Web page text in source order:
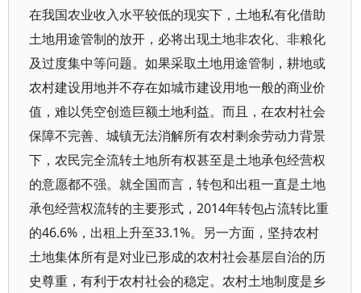
在我国农业收入水平较低的现实下，土地私有化借助
土地用途管制的放开，必将出现土地非农化、非粮化
及过度集中等问题。如果采取土地用途管制，耕地或
农村建设用地并不存在如城市建设用地一般的商业价
值，难以凭空创造巨额土地利益。而且，在农村社会
保障不完善、城镇无法消解所有农村剩余劳动力背景
下，农民完全流转土地所有权甚至是土地承包经营权
的意愿都不强。就全国而言，转包和出租一直是土地
承包经营权流转的主要形式，2014年转包占流转比重
的46.6%，出租上升至33.1%。另一方面，坚持农村
土地集体所有是对业已形成的农村社会基层自治的历
史尊重，有利于农村社会的稳定。农村土地制度是乡